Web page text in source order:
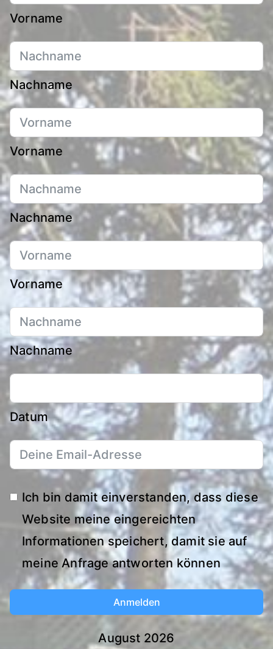
Vorname
Nachname
Vorname
Nachname
Vorname
Nachname
Datum
Ich bin damit einverstanden, dass diese
Website meine eingereichten
Informationen speichert, damit sie auf
meine Anfrage antworten können
Anmelden
August 2026